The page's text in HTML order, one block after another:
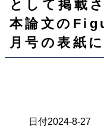
として掲載
本論文の
月号の表紙
日付2024-8-27